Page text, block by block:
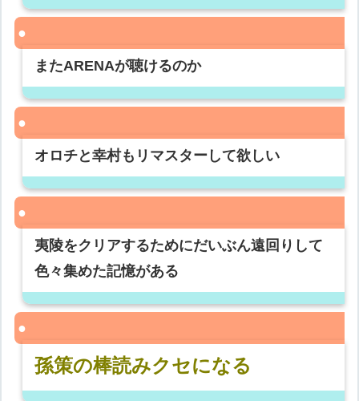
またARENAが聴けるのか
オロチと幸村もリマスターして欲しい
夷陵をクリアするためにだいぶん遠回りして
色々集めた記憶がある
孫策の棒読みクセになる